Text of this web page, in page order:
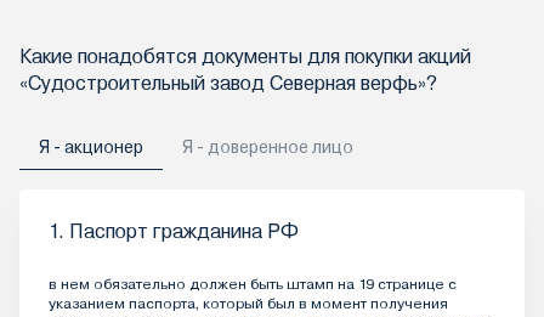
Какие понадобятся документы для покупки акций
«Судостроительный завод Северная верфь»?
Я - акционер Я - доверенное лицо
1. Паспорт гражданина РФ
в нем обязательно должен быть штамп на 19 странице с
указанием паспорта, который был в момент получения